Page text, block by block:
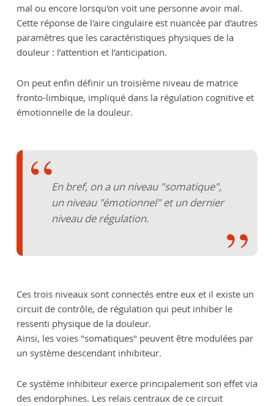
mal ou encore lorsqu'on voit une personne avoir mal.
Cette réponse de l'aire cingulaire est nuancée par d'autres
paramètres que les caractéristiques physiques de la
douleur : l’attention et l’anticipation.
On peut enfin définir un troisième niveau de matrice
fronto-limbique, impliqué dans la régulation cognitive et
émotionnelle de la douleur.
En bref, on a un niveau "somatique",
un niveau "émotionnel" et un dernier
niveau de régulation.
Ces trois niveaux sont connectés entre eux et il existe un
circuit de contrôle, de régulation qui peut inhiber le
ressenti physique de la douleur.
Ainsi, les voies "somatiques" peuvent être modulées par
un système descendant inhibiteur.
Ce système inhibiteur exerce principalement son effet via
des endorphines. Les relais centraux de ce circuit